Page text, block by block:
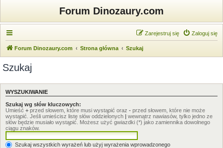
Forum Dinozaury.com
Zaloguj się
Zarejestruj się
Forum Dinozaury.com Strona główna Szukaj
Szukaj
WYSZUKIWANIE
Szukaj wg słów kluczowych:
Umieść + przed słowem, które musi wystąpić oraz - przed słowem, które nie może
wystąpić. Jeśli umieścisz listę słów oddzielonych | wewnątrz nawiasów, tylko jedno ze
słów będzie musiało wystąpić. Możesz użyć gwiazdki (*) jako zamiennika dowolnego
ciągu znaków.
Szukaj wszystkich wyrażeń lub użyj wyrażenia wprowadzonego